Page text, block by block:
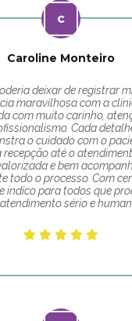
Caroline Monteiro
deixar de registrar
maravilhosa com a
com muito carinho,
Cada
o cuidado com o
recepção até o
e bem
todo o processo. Com
indico para todos que
sério e